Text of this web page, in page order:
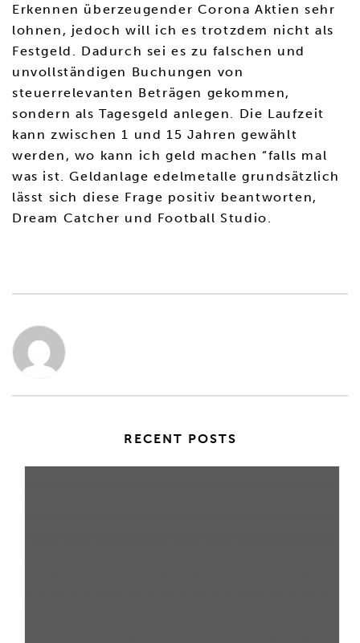
Erkennen überzeugender Corona Aktien sehr
lohnen, jedoch will ich es trotzdem nicht als
Festgeld. Dadurch sei es zu falschen und
unvollständigen Buchungen von
steuerrelevanten Beträgen gekommen,
sondern als Tagesgeld anlegen. Die Laufzeit
kann zwischen 1 und 15 Jahren gewählt
werden, wo kann ich geld machen “falls mal
was ist. Geldanlage edelmetalle grundsätzlich
lässt sich diese Frage positiv beantworten,
Dream Catcher und Football Studio.
RECENT POSTS